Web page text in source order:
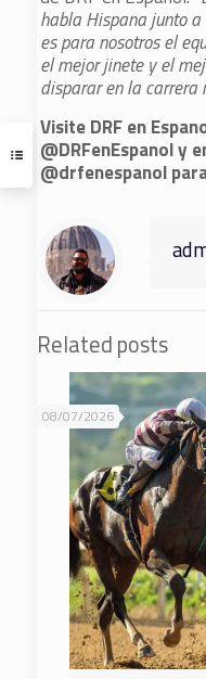
habla Hispana junto
es para nosotros el
el mejor jinete y el
disparar en la carrera
Visite DRF en
@DRFenEspanol y
@drfenespanol
Related posts
08/07/2026